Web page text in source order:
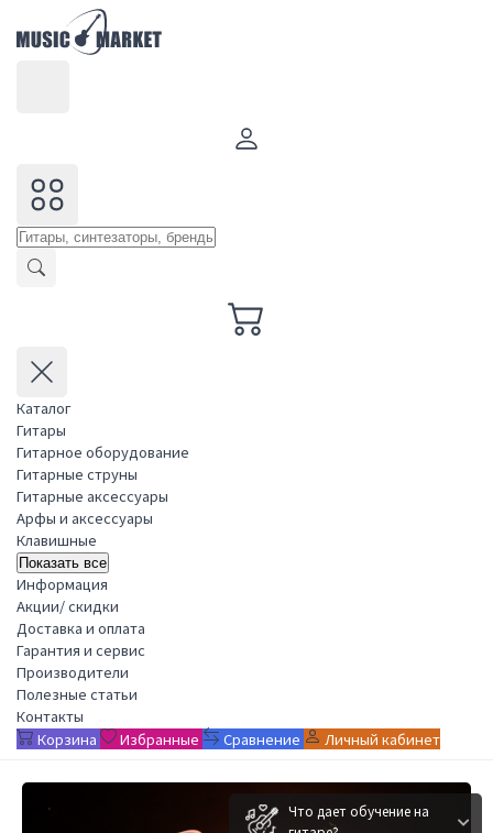
Каталог
Гитары
Гитарное оборудование
Гитарные струны
Гитарные аксессуары
Арфы и аксессуары
Клавишные
Показать все
Информация
Акции/ скидки
Доставка и оплата
Гарантия и сервис
Производители
Полезные статьи
Контакты
Корзина
Избранные Сравнение Личный кабинет
Что дает обучение на